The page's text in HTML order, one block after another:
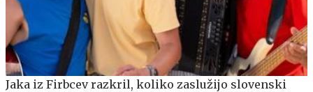
Jaka iz Firbcev razkril, koliko zaslužijo slovenski